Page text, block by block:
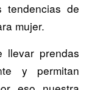
tendencias de
mujer.
llevar prendas
y permitan